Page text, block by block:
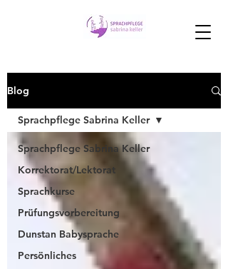
Blog
Sprachpflege Sabrina Keller
Korrektorat/Lektorat
Sprachkurse
Prüfungsvorbereitung
Dunstan Babysprache
Persönliches
Sprachpflege Sabrina Keller